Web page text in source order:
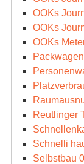
OOKs
OOKs
OOKs
Reutlinger
Schnelli
Selbstbau